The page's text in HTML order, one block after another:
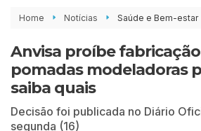
Home Notícias Saúde e Bem-estar
Anvisa proíbe
pomadas modeladoras
saiba quais
Decisão foi publicada no Diário
segunda (16)